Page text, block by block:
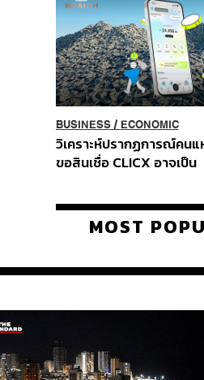
BUSINESS/ ECONOMIC
วิเคราะห์ปรากฏการณ์คนแ
ขอสินเชื่อ CLICX อาจเป็น
ปัญหาหนี้ครัวเรือนไทยที่ถู
MOST